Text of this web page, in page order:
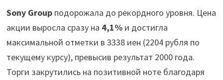
Sony Groupподорожала до рекордного уровня. Цена
акции выросла сразу на 4,1% и достигла
максимальной отметки в 3338 иен (2204 рубля по
текущему курсу), превысив результат 2000 года.
Торги закрутились на позитивной ноте благодаря